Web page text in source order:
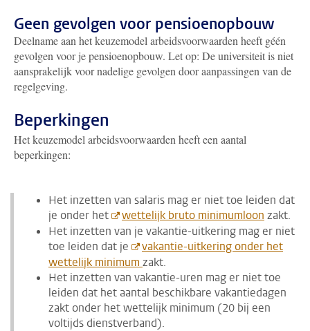
Geen gevolgen voor pensioenopbouw
Deelname aan het keuzemodel arbeidsvoorwaarden heeft géén
gevolgen voor je pensioenopbouw. Let op: De universiteit is niet
aansprakelijk voor nadelige gevolgen door aanpassingen van de
regelgeving.
Beperkingen
Het keuzemodel arbeidsvoorwaarden heeft een aantal
beperkingen:
Het inzetten van salaris mag er niet toe leiden dat
je onder het
wettelijk bruto minimumloon zakt.
Het inzetten van je vakantie-uitkering mag er niet
toe leiden dat je
vakantie-uitkering onder het
wettelijk minimum zakt.
Het inzetten van vakantie-uren mag er niet toe
leiden dat het aantal beschikbare vakantiedagen
zakt onder het wettelijk minimum (20 bij een
voltijds dienstverband).